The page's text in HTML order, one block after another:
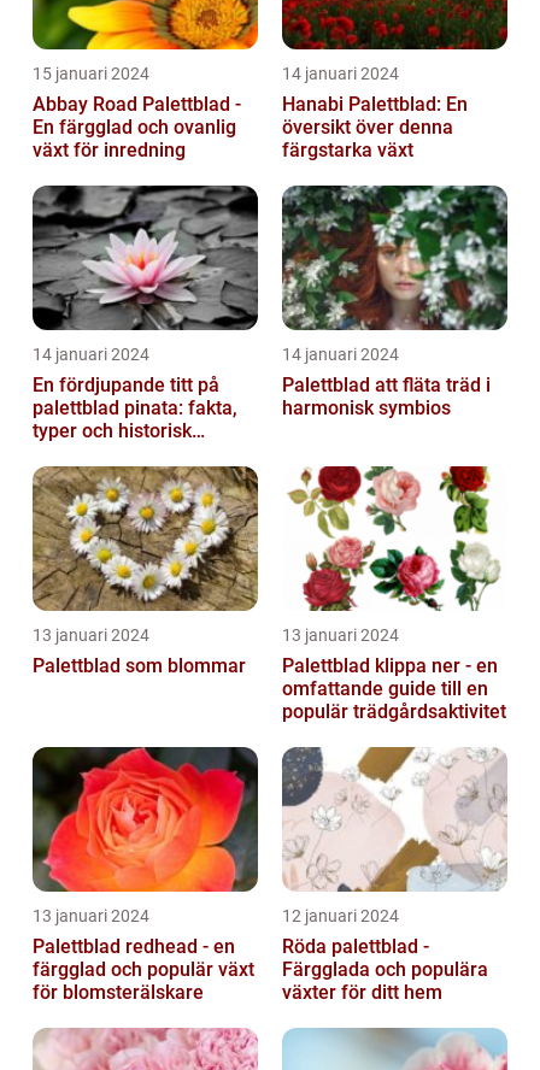
15 januari 2024
Abbay Road Palettblad -
En färgglad och ovanlig
växt för inredning
14 januari 2024
Hanabi Palettblad: En
översikt över denna
färgstarka växt
14 januari 2024
En fördjupande titt på
palettblad pinata: fakta,
typer och historisk
14 januari 2024
Palettblad att fläta träd i
harmonisk symbios
13 januari 2024
Palettblad som blommar
13 januari 2024
Palettblad klippa ner - en
omfattande guide till en
populär trädgårdsaktivitet
13 januari 2024
Palettblad redhead - en
färgglad och populär växt
för blomsterälskare
12 januari 2024
Röda palettblad -
Färgglada och populära
växter för ditt hem